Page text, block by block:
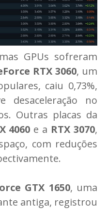
GPUs sofreram
RTX 3060, um
caiu 0,73%,
desaceleração no
Outras placas da
4060 e a RTX 3070,
com reduções
GTX 1650, uma
antiga, registrou